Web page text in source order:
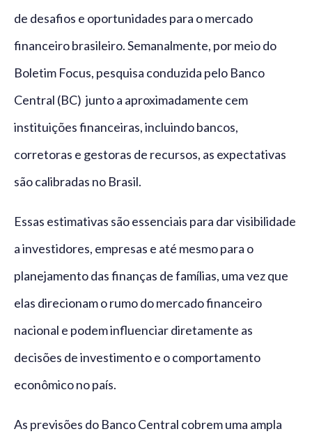
de desafios e oportunidades para o mercado
financeiro brasileiro. Semanalmente, por meio do
Boletim Focus, pesquisa conduzida pelo Banco
Central (BC) junto a aproximadamente cem
instituições financeiras, incluindo bancos,
corretoras e gestoras de recursos, as expectativas
são calibradas no Brasil.
Essas estimativas são essenciais para dar visibilidade
a investidores, empresas e até mesmo para o
planejamento das finanças de famílias, uma vez que
elas direcionam o rumo do mercado financeiro
nacional e podem influenciar diretamente as
decisões de investimento e o comportamento
econômico no país.
As previsões do Banco Central cobrem uma ampla